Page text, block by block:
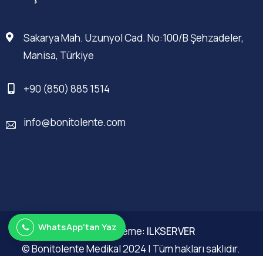
Sakarya Mah. Uzunyol Cad. No:100/B Şehzadeler,
Manisa, Türkiye
+90 (850) 885 1514
info@bonitolente.com
Web Düzenleme: ILKSERVER
© Bonitolente Medikal 2024 | Tüm hakları saklıdır.
WhatsApp'tan Yaz